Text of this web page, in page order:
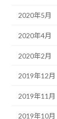
2020年5月
2020年4月
2020年2月
2019年12月
2019年11月
2019年10月